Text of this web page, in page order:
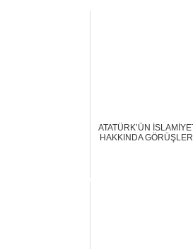
ATATÜRK’ÜN
HAKKINDA GÖRÜŞLERİ